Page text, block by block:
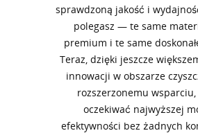
sprawdzoną jakość i
polegasz — te same
premium i te same
Teraz, dzięki jeszcze
innowacji w obszarze
rozszerzonemu wsparciu,
oczekiwać najwyższej
efektywności bez żadnych